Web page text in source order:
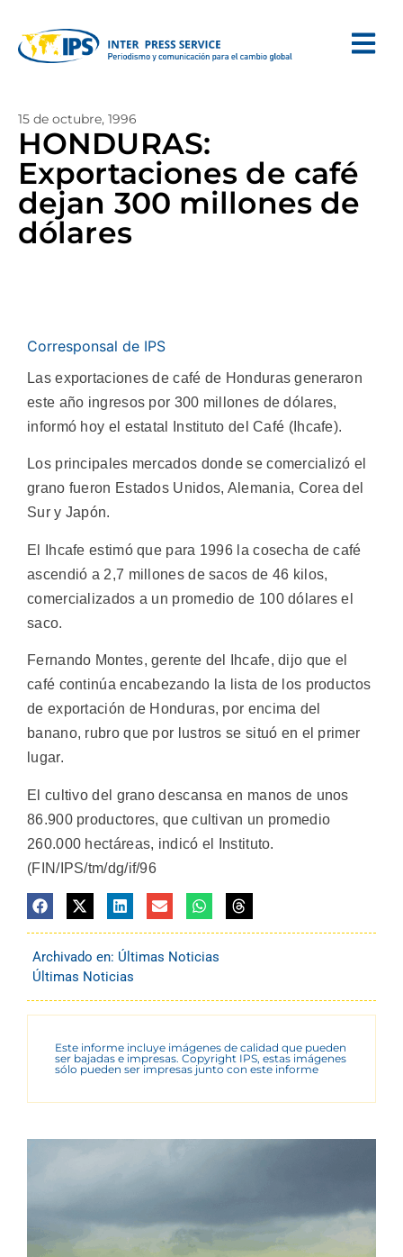
15 de octubre, 1996
HONDURAS:
Exportaciones de café
dejan 300 millones de
dólares
Corresponsal de IPS
Las exportaciones de café de Honduras generaron
este año ingresos por 300 millones de dólares,
informó hoy el estatal Instituto del Café (Ihcafe).
Los principales mercados donde se comercializó el
grano fueron Estados Unidos, Alemania, Corea del
Sur y Japón.
El Ihcafe estimó que para 1996 la cosecha de café
ascendió a 2,7 millones de sacos de 46 kilos,
comercializados a un promedio de 100 dólares el
saco.
Fernando Montes, gerente del Ihcafe, dijo que el
café continúa encabezando la lista de los productos
de exportación de Honduras, por encima del
banano, rubro que por lustros se situó en el primer
lugar.
El cultivo del grano descansa en manos de unos
86.900 productores, que cultivan un promedio
260.000 hectáreas, indicó el Instituto.
(FIN/IPS/tm/dg/if/96
Archivado en: Últimas Noticias
Últimas Noticias
Este informe incluye imágenes de calidad que pueden
ser bajadas e impresas. Copyright IPS, estas imágenes
sólo pueden ser impresas junto con este informe